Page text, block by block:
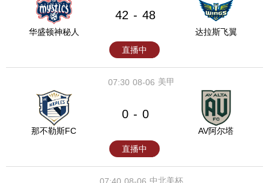
华盛顿神秘人
42 - 48
达拉斯飞翼
直播中
08-06
07:30 美甲
那不勒斯FC
0 - 0
AV阿尔塔
直播中
中北美杯